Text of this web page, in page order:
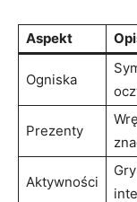
Aspekt
Ogniska
Prezenty
Aktywności